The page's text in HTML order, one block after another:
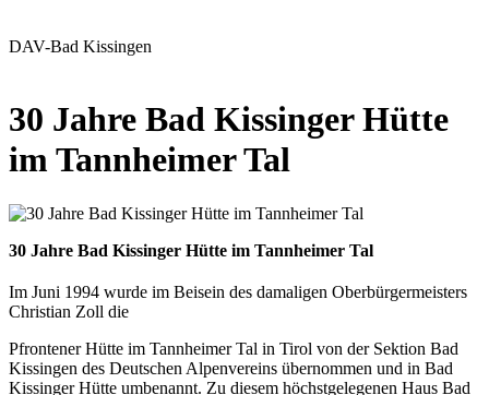
DAV-Bad Kissingen
30 Jahre Bad Kissinger Hütte
im Tannheimer Tal
30 Jahre Bad Kissinger Hütte im Tannheimer Tal
Im Juni 1994 wurde im Beisein des damaligen Oberbürgermeisters
Christian Zoll die
Pfrontener Hütte im Tannheimer Tal in Tirol von der Sektion Bad
Kissingen des Deutschen Alpenvereins übernommen und in Bad
Kissinger Hütte umbenannt. Zu diesem höchstgelegenen Haus Bad